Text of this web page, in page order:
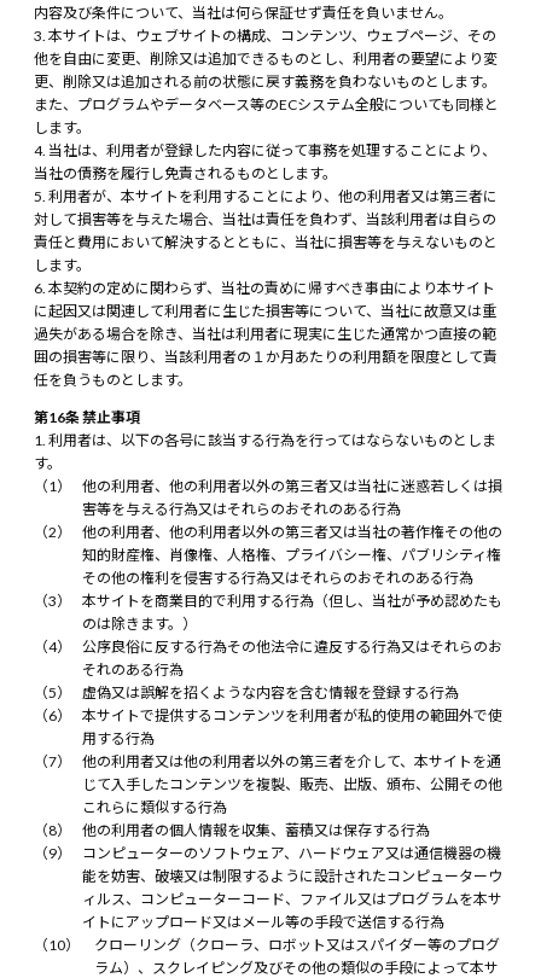
内容及び条件について、当社は何ら保証せず責任を負いません。
本サイトは、ウェブサイトの構成、コンテンツ、ウェブページ、その
他を自由に変更、削除又は追加できるものとし、利用者の要望により変
更、削除又は追加される前の状態に戻す義務を負わないものとします。
また、プログラムやデータベース等のECシステム全般についても同様と
します。
当社は、利用者が登録した内容に従って事務を処理することにより、
当社の債務を履行し免責されるものとします。
利用者が、本サイトを利用することにより、他の利用者又は第三者に
対して損害等を与えた場合、当社は責任を負わず、当該利用者は自らの
責任と費用において解決するとともに、当社に損害等を与えないものと
します。
本契約の定めに関わらず、当社の責めに帰すべき事由により本サイト
に起因又は関連して利用者に生じた損害等について、当社に故意又は重
過失がある場合を除き、当社は利用者に現実に生じた通常かつ直接の範
囲の損害等に限り、当該利用者の１か月あたりの利用額を限度として責
任を負うものとします。
第16条 禁止事項
利用者は、以下の各号に該当する行為を行ってはならないものとしま
す。
他の利用者、他の利用者以外の第三者又は当社に迷惑若しくは損
害等を与える行為又はそれらのおそれのある行為
他の利用者、他の利用者以外の第三者又は当社の著作権その他の
知的財産権、肖像権、人格権、プライバシー権、パブリシティ権
その他の権利を侵害する行為又はそれらのおそれのある行為
本サイトを商業目的で利用する行為（但し、当社が予め認めたも
のは除きます。）
公序良俗に反する行為その他法令に違反する行為又はそれらのお
それのある行為
虚偽又は誤解を招くような内容を含む情報を登録する行為
本サイトで提供するコンテンツを利用者が私的使用の範囲外で使
用する行為
他の利用者又は他の利用者以外の第三者を介して、本サイトを通
じて入手したコンテンツを複製、販売、出版、頒布、公開その他
これらに類似する行為
他の利用者の個人情報を収集、蓄積又は保存する行為
コンピューターのソフトウェア、ハードウェア又は通信機器の機
能を妨害、破壊又は制限するように設計されたコンピューターウ
ィルス、コンピューターコード、ファイル又はプログラムを本サ
イトにアップロード又はメール等の手段で送信する行為
クローリング（クローラ、ロボット又はスパイダー等のプログ
ラム）、スクレイピング及びその他の類似の手段によって本サ